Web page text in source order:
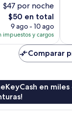
$47 por noche
El
precio
actual
es
$50
$50 en total
9 ago - 10 ago
impuestos y cargos
Comparar
en miles